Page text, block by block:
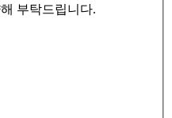
부탁드립니다.